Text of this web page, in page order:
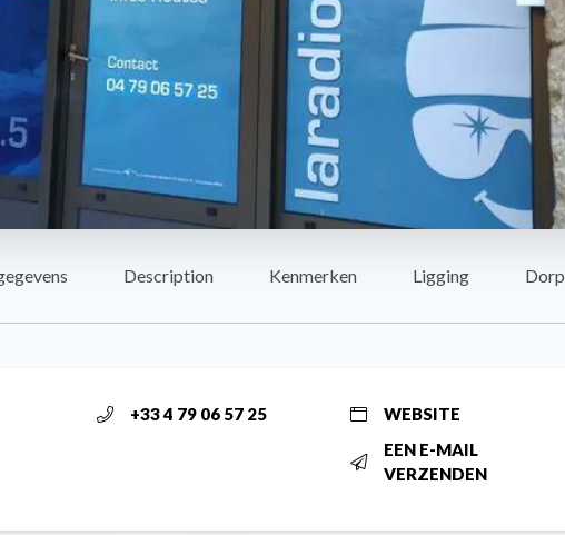
Description Kenmerken Ligging Dorp
+33 4 79 06 57 25
WEBSITE
EEN E-MAIL
VERZENDEN